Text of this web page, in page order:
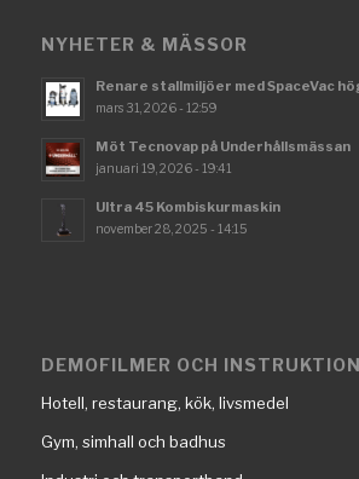
NYHETER & MÄSSOR
Renare stallmiljöer med SpaceVac
mars 31, 2026 - 12:59
Möt Tecnovap på Underhållsmässan
januari 19, 2026 - 19:41
Ultra 45 Kombiskurmaskin
november 28, 2025 - 14:15
DEMOFILMER OCH
Hotell, restaurang, kök, livsmedel
Gym, simhall och badhus